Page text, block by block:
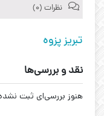
نظرات (0)
تبریز پزوه
نقد و بررسی‌ها
هنوز بررسی‌ای ثبت